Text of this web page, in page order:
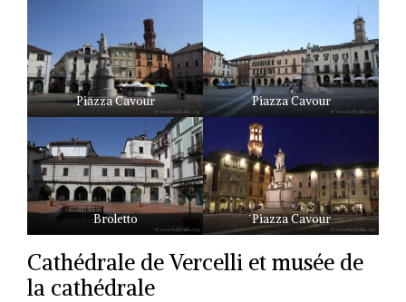
Piazza Cavour Piazza Cavour
Broletto Piazza Cavour
Cathédrale de Vercelli et musée de
la cathédrale